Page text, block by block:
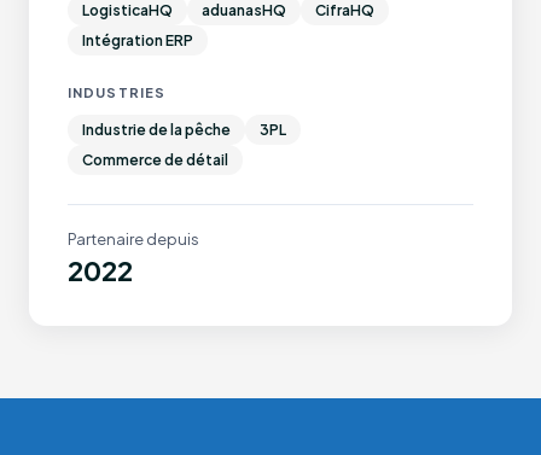
LogisticaHQ aduanasHQ
CifraHQ
Intégration ERP
INDUSTRIES
Industrie de la pêche
3PL
Commerce de détail
Partenaire depuis
2022